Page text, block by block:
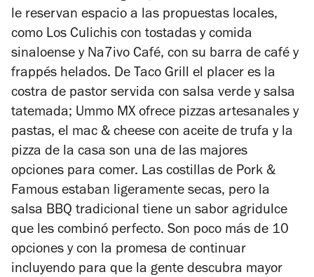
le reservan espacio a las propuestas locales,
como Los Culichis con tostadas y comida
sinaloense y Na7ivo Café, con su barra de café y
frappés helados. De Taco Grill el placer es la
costra de pastor servida con salsa verde y salsa
tatemada; Ummo MX ofrece pizzas artesanales y
pastas, el mac & cheese con aceite de trufa y la
pizza de la casa son una de las majores
opciones para comer. Las costillas de Pork &
Famous estaban ligeramente secas, pero la
salsa BBQ tradicional tiene un sabor agridulce
que les combinó perfecto. Son poco más de 10
opciones y con la promesa de continuar
incluyendo para que la gente descubra mayor